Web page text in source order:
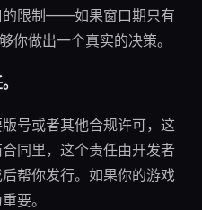
的限制——如果窗口期只有
你做出一个真实的决策。
号或者其他合规许可，这
同里，这个责任由开发者
帮你发行。如果你的游戏
要。